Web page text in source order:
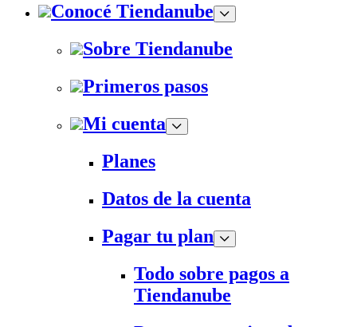
Conocé Tiendanube
Sobre Tiendanube
Primeros pasos
Mi cuenta
Planes
Datos de la cuenta
Pagar tu plan
Todo sobre pagos a
Tiendanube